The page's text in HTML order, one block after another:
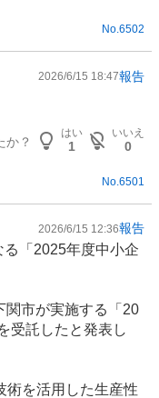
No.6502
2026/6/15 18:47報告
か？
はい
1
いいえ
0
No. 6501
2026/6/15 12:36報告
「2025年度中小企
関市が実施する「20
受託したと発表し
術を活用した生産性